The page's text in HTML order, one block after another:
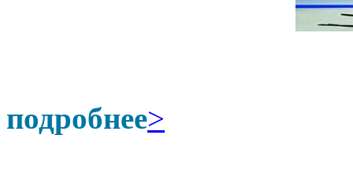
подробнее>